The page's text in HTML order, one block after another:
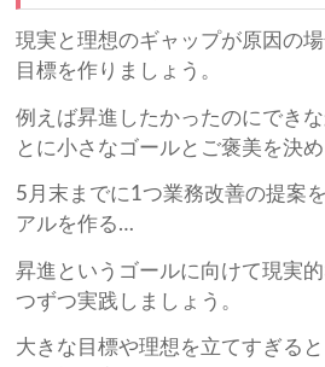
現実と理想のギャップが原因の
目標を作りましょう。
例えば昇進したかったのにでき
とに小さなゴールとご褒美を決め
5月末までに1つ業務改善の提案
アルを作る…
昇進というゴールに向けて現実
つずつ実践しましょう。
大きな目標や理想を立てすぎる